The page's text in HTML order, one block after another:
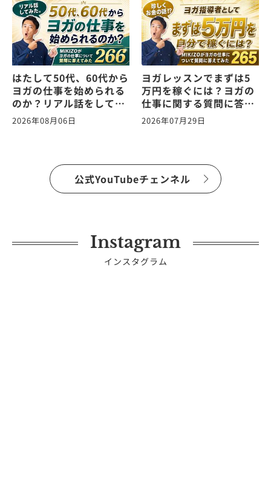
はたして50代、60代から
ヨガの仕事を始められる
のか？リアル話をしてみ
た。ヨガの仕事に関する
質問に答えます！
2026年08月06日
ヨガレッスンでまずは5
万円を稼ぐには？ヨガの
仕事に関する質問に答え
ます！vol.265
2026年07月29日
公式YouTubeチェンネル
Instagram
インスタグラム